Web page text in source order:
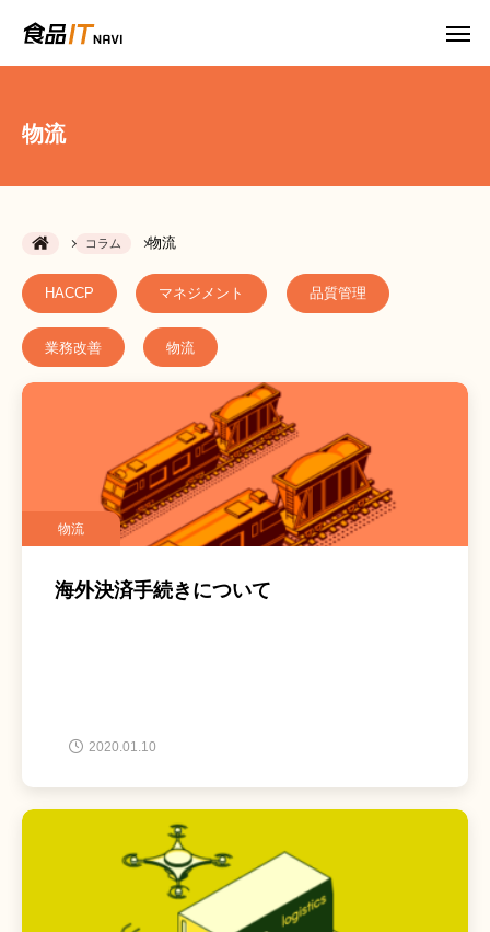
物流
コラム 物流
HACCP マネジメント 品質管理
業務改善 物流
物流
海外決済手続きについて
2020.01.10